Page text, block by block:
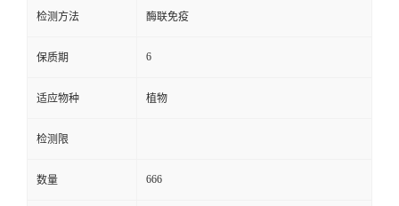
检测方法 酶联免疫
保质期 6
适应物种 植物
检测限
数量 666